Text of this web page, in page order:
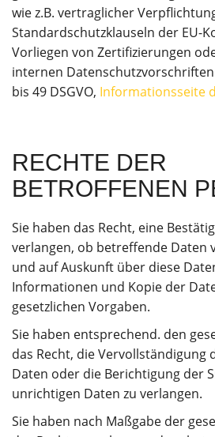
wie z.B. vertraglicher
Standardschutzklauseln der EU-
Vorliegen von Zertifizierungen
internen
bis 49 DSGVO, Informationsseite
RECHTE DER
BETROFFENEN
Sie haben das Recht, eine
verlangen, ob betreffende Daten
und auf Auskunft über diese
Informationen und Kopie der
gesetzlichen Vorgaben.
Sie haben entsprechend. den
das Recht, die Vervollständigung
Daten oder die Berichtigung der
unrichtigen Daten zu verlangen.
Sie haben nach Maßgabe der